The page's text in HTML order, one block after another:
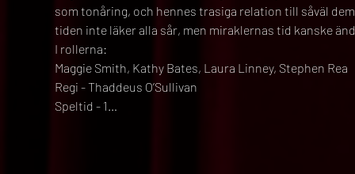
som tonåring, och hennes trasiga relation till såväl
tiden inte läker alla sår, men miraklernas tid kanske
I rollerna:
Maggie Smith, Kathy Bates, Laura Linney, Stephen Rea
Regi - Thaddeus O’Sullivan
Speltid - 1…